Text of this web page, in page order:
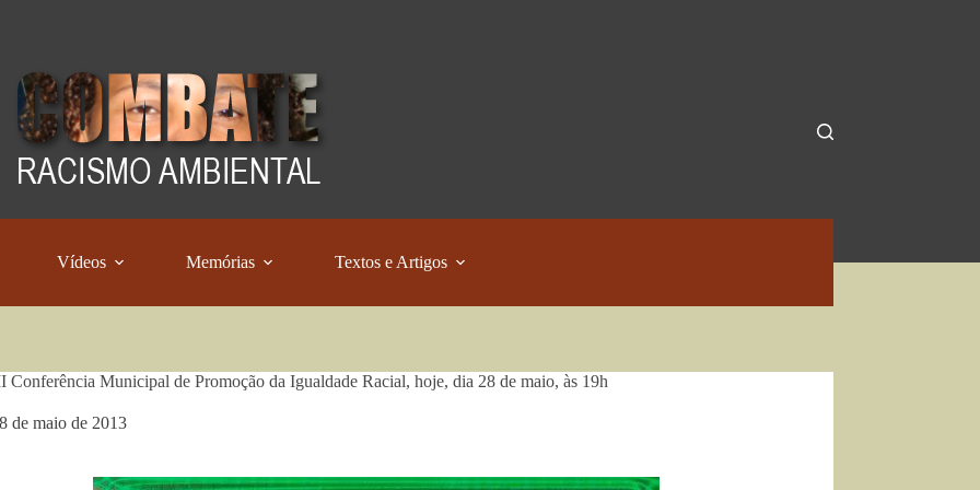
Vídeos Memórias Textos e Artigos
Conferência Municipal de Promoção da Igualdade Racial, hoje, dia 28 de maio, às 19h
de maio de 2013